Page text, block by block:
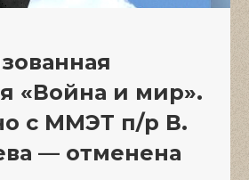
«Война и мир».
с ММЭТ п/р В.
— отменена